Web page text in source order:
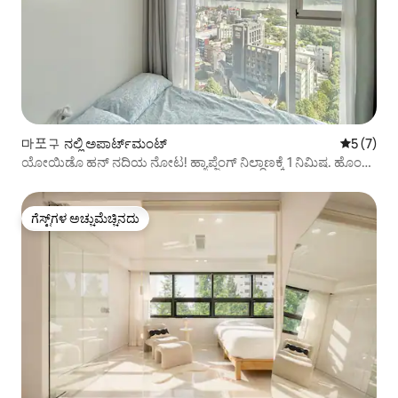
마포구 ನಲ್ಲಿ ಅಪಾರ್ಟ್‌ಮಂಟ್ 5 ರಲ್ಲಿ 5
5 (7)
ಯೋಯಿಡೊ ಹನ್ ನದಿಯ ನೋಟ! ಹ್ಯಾಪ್ಜೆಂಗ್ ನಿಲ್ದಾಣಕ್ಕೆ 1 ನಿಮಿಷ. ಹೊಂಗ್ಡೇ
ಬೆಡ್. ಒಲಿವ್ ಯಂಗ್‌ಗೆ 2 ನಿಮಿಷಗಳು
ಗೆಸ್ಟ್‌ಗಳ ಅಚ್ಚುಮೆಚ್ಚಿನದು
ಗೆಸ್ಟ್‌ಗಳ ಅಚ್ಚುಮೆಚ್ಚಿನದು